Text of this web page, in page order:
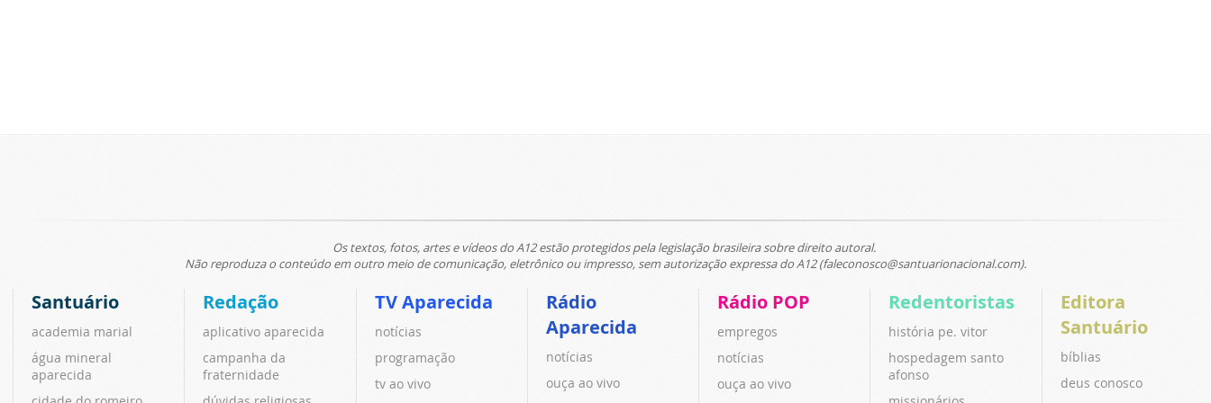
Os textos, fotos, artes e vídeos do A12 estão protegidos pela legislação brasileira sobre direito autoral.
Não reproduza o conteúdo em outro meio de comunicação, eletrônico ou impresso, sem autorização expressa do A12 (faleconosco@santuarionacional.com).
Santuário
academia marial
água mineral
aparecida
Redação
aplicativo aparecida
campanha da
fraternidade
TV Aparecida
notícias
programação
tv ao vivo
Rádio
Aparecida
notícias
ouça ao vivo
Rádio POP
empregos
notícias
ouça ao vivo
Redentoristas
história pe. vitor
hospedagem santo
afonso
Editora
Santuário
bíblias
deus conosco